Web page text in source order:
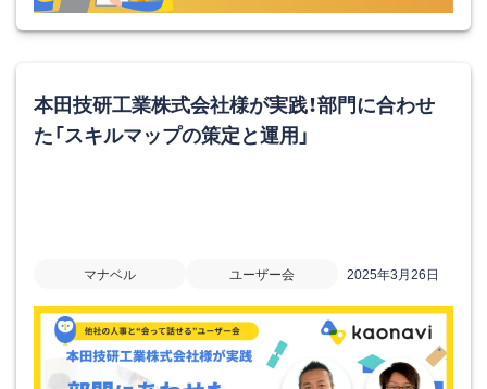
本田技研工業株式会社様が実践！部門に合わせ
た「スキルマップの策定と運用」
マナベル ユーザー会 2025年3月26日